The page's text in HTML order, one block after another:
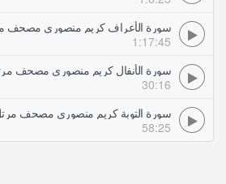
سورة الأعراف كريم منصوري مصحف
1:17:45
سورة الأنفال كريم منصوري مصحف
30:16
سورة التوبة كريم منصوري مصحف
58:25